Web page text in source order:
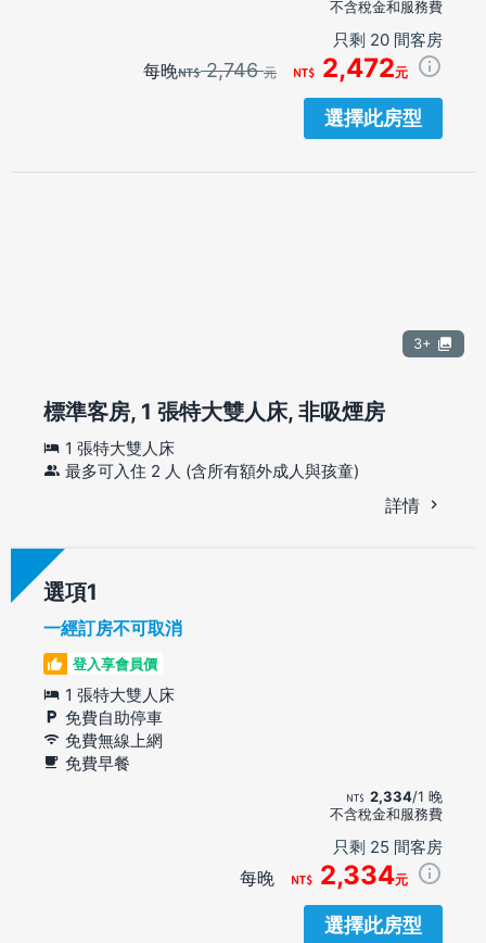
不含稅金和服務費
只剩 20 間客房
每晚 2,746元 2,472元
選擇此房型
3+
標準客房, 1 張特大雙人床, 非吸煙房
1 張特大雙人床
最多可入住 2 人 (含所有額外成人與孩童)
詳情
選項
一經訂房不可取消
登入享會員價
1 張特大雙人床
免費自助停車
免費無線上網
免費早餐
2,334/1 晚
不含稅金和服務費
只剩 25 間客房
每晚 2,334元
選擇此房型